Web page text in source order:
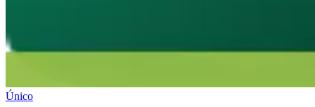
Único